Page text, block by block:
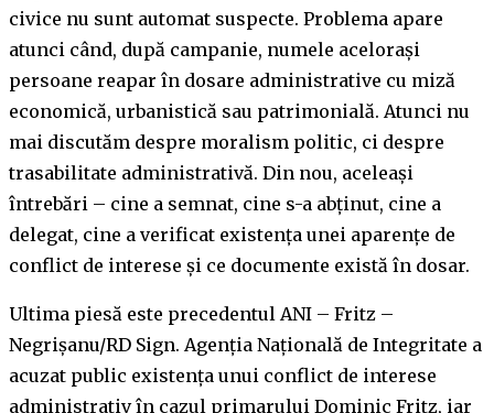
civice nu sunt automat suspecte. Problema apare
atunci când, după campanie, numele acelorași
persoane reapar în dosare administrative cu miză
economică, urbanistică sau patrimonială. Atunci nu
mai discutăm despre moralism politic, ci despre
trasabilitate administrativă. Din nou, aceleași
întrebări – cine a semnat, cine s-a abținut, cine a
delegat, cine a verificat existența unei aparențe de
conflict de interese și ce documente există în dosar.
Ultima piesă este precedentul ANI – Fritz –
Negrișanu/RD Sign. Agenția Națională de Integritate a
acuzat public existența unui conflict de interese
administrativ în cazul primarului Dominic Fritz, iar